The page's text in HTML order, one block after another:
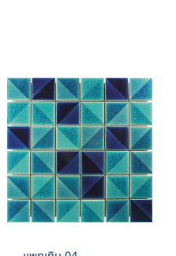
, RIGHT –
, LEAVE ,